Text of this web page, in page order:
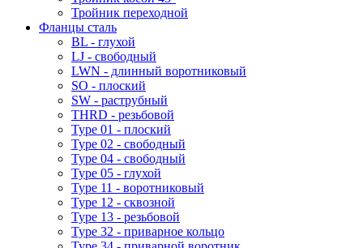
Тройник переходной
Фланцы сталь
BL - глухой
LJ - свободный
LWN - длинный воротниковый
SO - плоский
SW - раструбный
THRD - резьбовой
Type 01 - плоский
Type 02 - свободный
Type 04 - свободный
Type 05 - глухой
Type 11 - воротниковый
Type 12 - сквозной
Type 13 - резьбовой
Type 32 - приварное кольцо